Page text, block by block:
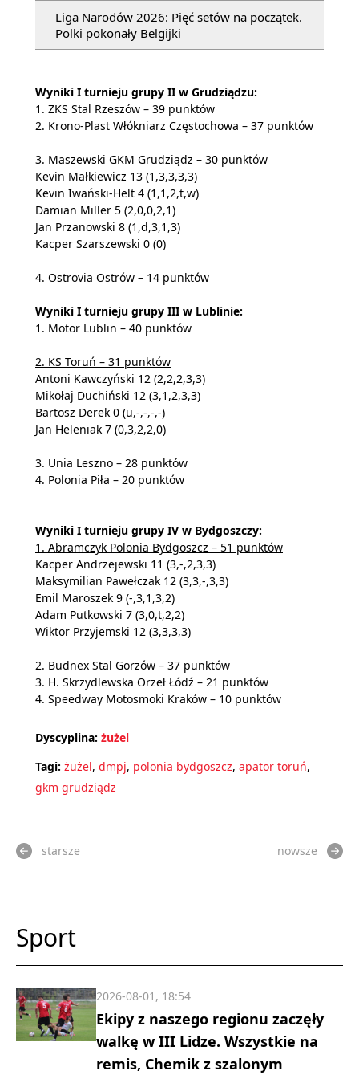
Liga Narodów 2026: Pięć setów na początek.
Polki pokonały Belgijki
Wyniki I turnieju grupy II w Grudziądzu:
1. ZKS Stal Rzeszów – 39 punktów
2. Krono-Plast Włókniarz Częstochowa – 37 punktów
3. Maszewski GKM Grudziądz – 30 punktów
Kevin Małkiewicz 13 (1,3,3,3,3)
Kevin Iwański-Helt 4 (1,1,2,t,w)
Damian Miller 5 (2,0,0,2,1)
Jan Przanowski 8 (1,d,3,1,3)
Kacper Szarszewski 0 (0)
4. Ostrovia Ostrów – 14 punktów
Wyniki I turnieju grupy III w Lublinie:
1. Motor Lublin – 40 punktów
2. KS Toruń – 31 punktów
Antoni Kawczyński 12 (2,2,2,3,3)
Mikołaj Duchiński 12 (3,1,2,3,3)
Bartosz Derek 0 (u,-,-,-,-)
Jan Heleniak 7 (0,3,2,2,0)
3. Unia Leszno – 28 punktów
4. Polonia Piła – 20 punktów
Wyniki I turnieju grupy IV w Bydgoszczy:
1. Abramczyk Polonia Bydgoszcz – 51 punktów
Kacper Andrzejewski 11 (3,-,2,3,3)
Maksymilian Pawełczak 12 (3,3,-,3,3)
Emil Maroszek 9 (-,3,1,3,2)
Adam Putkowski 7 (3,0,t,2,2)
Wiktor Przyjemski 12 (3,3,3,3)
2. Budnex Stal Gorzów – 37 punktów
3. H. Skrzydlewska Orzeł Łódź – 21 punktów
4. Speedway Motosmoki Kraków – 10 punktów
Dyscyplina: żużel
Tagi: żużel, dmpj, polonia bydgoszcz, apator toruń,
gkm grudziądz
starsze nowsze
Sport
Ekipy z naszego regionu zaczęły
walkę w III Lidze. Wszystkie na
remis, Chemik z szalonym
2026-08-01, 18:54